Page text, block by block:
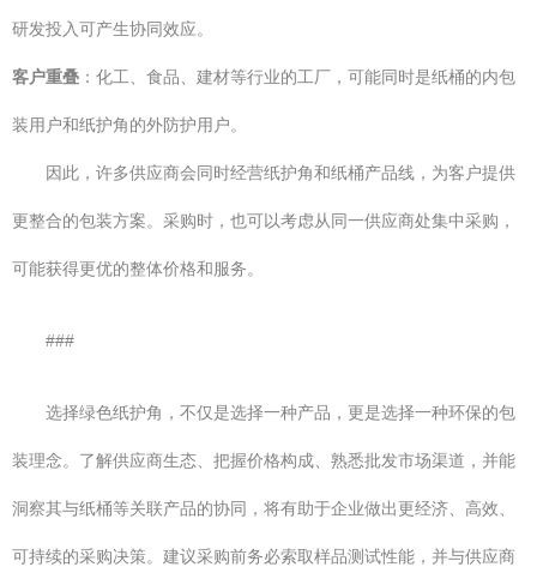
研发投入可产生协同效应。
客户重叠 ：化工、食品、建材等行业的工厂，可能同时是纸桶的内包
装用户和纸护角的外防护用户。
因此，许多供应商会同时经营纸护角和纸桶产品线，为客户提供
更整合的包装方案。采购时，也可以考虑从同一供应商处集中采购，
可能获得更优的整体价格和服务。
###
选择绿色纸护角，不仅是选择一种产品，更是选择一种环保的包
装理念。了解供应商生态、把握价格构成、熟悉批发市场渠道，并能
洞察其与纸桶等关联产品的协同，将有助于企业做出更经济、高效、
可持续的采购决策。建议采购前务必索取样品测试性能，并与供应商